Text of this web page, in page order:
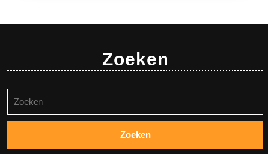
Zoeken
naar: